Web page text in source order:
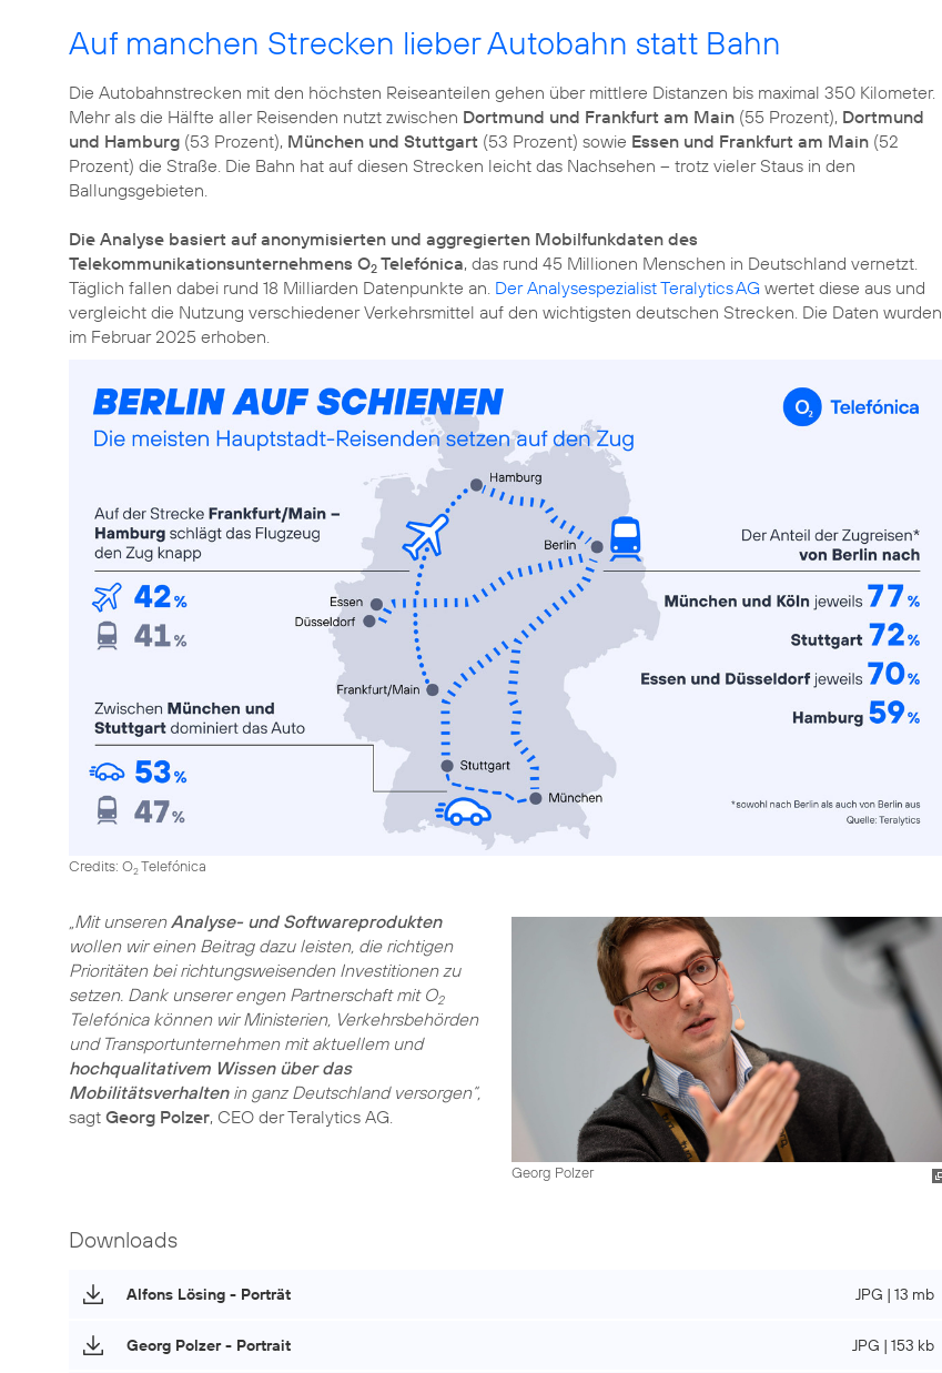
Auf manchen Strecken lieber Autobahn statt Bahn
Die Autobahnstrecken mit den höchsten Reiseanteilen gehen über mittlere Distanzen bis maximal 350 Kilometer.
Mehr als die Hälfte aller Reisenden nutzt zwischen Dortmund und Frankfurt am Main (55 Prozent), Dortmund
und Hamburg (53 Prozent), München und Stuttgart (53 Prozent) sowie Essen und Frankfurt am Main (52
Prozent) die Straße. Die Bahn hat auf diesen Strecken leicht das Nachsehen – trotz vieler Staus in den
Ballungsgebieten.
Die Analyse basiert auf anonymisierten und aggregierten Mobilfunkdaten des
Telekommunikationsunternehmens O2 Telefónica, das rund 45 Millionen Menschen in Deutschland vernetzt.
Täglich fallen dabei rund 18 Milliarden Datenpunkte an. Der Analysespezialist Teralytics AG wertet diese aus und
vergleicht die Nutzung verschiedener Verkehrsmittel auf den wichtigsten deutschen Strecken. Die Daten wurden
im Februar 2025 erhoben.
Credits: O2Telefónica
Georg Polzer
„Mit unserenAnalyse- und Softwareprodukten
wollen wir einen Beitrag dazu leisten, die richtigen
Prioritäten bei richtungsweisenden Investitionen zu
setzen. Dank unserer engen Partnerschaft mit O2
Telefónica können wir Ministerien, Verkehrsbehörden
und Transportunternehmen mit aktuellem und
hochqualitativem Wissen über das
Mobilitätsverhaltenin ganz Deutschland versorgen“,
sagt Georg Polzer, CEO der Teralytics AG.
Downloads
Alfons Lösing - Porträt JPG | 13 mb
Georg Polzer - Portrait JPG | 153 kb